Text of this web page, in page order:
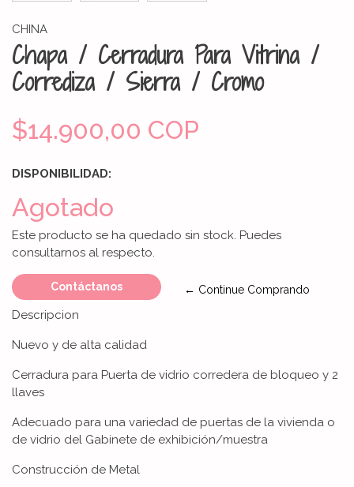
CHINA
Chapa / Cerradura Para Vitrina /
Corrediza / Sierra / Cromo
$14.900,00 COP
DISPONIBILIDAD:
Agotado
Este producto se ha quedado sin stock. Puedes
consultarnos al respecto.
Contáctanos ← Continue Comprando
Descripcion
Nuevo y de alta calidad
Cerradura para Puerta de vidrio corredera de bloqueo y 2
llaves
Adecuado para una variedad de puertas de la vivienda o
de vidrio del Gabinete de exhibición/muestra
Construcción de Metal